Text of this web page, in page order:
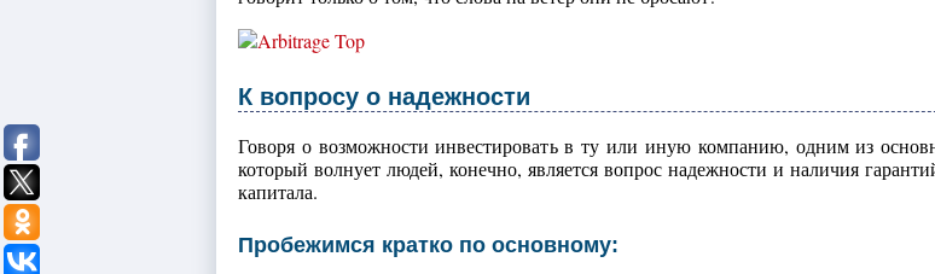
К вопросу о надежности
Говоря о возможности инвестировать в ту или иную компанию, одним из
который волнует людей, конечно, является вопрос надежности и наличия
капитала.
Пробежимся кратко по основному: